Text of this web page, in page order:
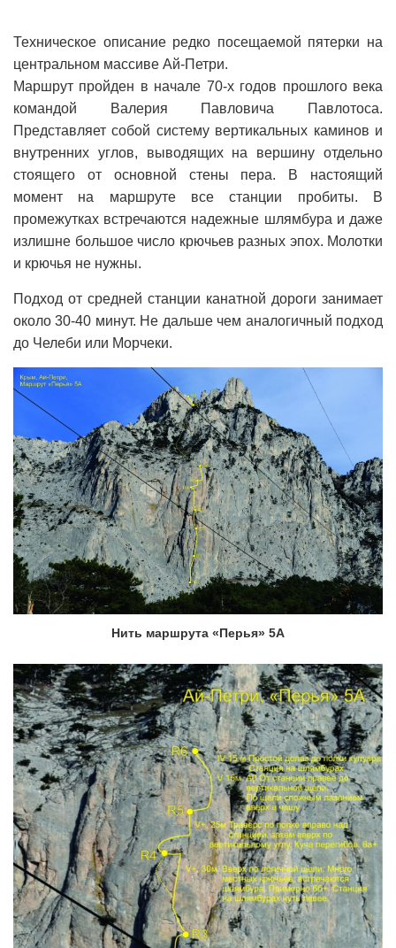
Техническое описание редко посещаемой пятерки на
центральном массиве Ай-Петри.
Маршрут пройден в начале 70-х годов прошлого века
командой Валерия Павловича Павлотоса.
Представляет собой систему вертикальных каминов и
внутренних углов, выводящих на вершину отдельно
стоящего от основной стены пера. В настоящий
момент на маршруте все станции пробиты. В
промежутках встречаются надежные шлямбура и даже
излишне большое число крючьев разных эпох. Молотки
и крючья не нужны.
Подход от средней станции канатной дороги занимает
около 30-40 минут. Не дальше чем аналогичный подход
до Челеби или Морчеки.
Нить маршрута «Перья» 5А